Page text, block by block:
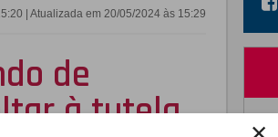
| Atualizada em 20/05/2024 às 15:29
de
à tutela,